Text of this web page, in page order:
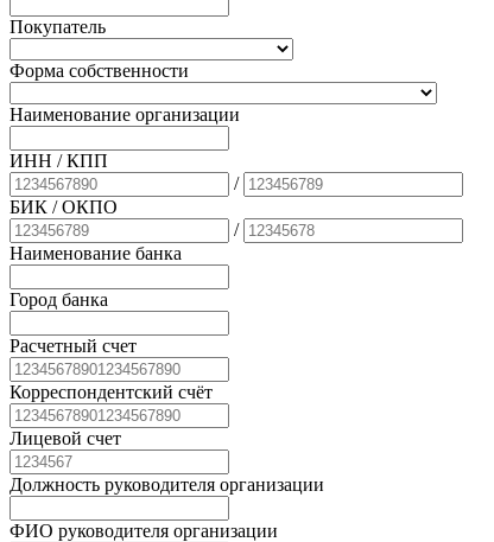
Покупатель
Форма собственности
Наименование организации
ИНН / КПП
/
БИК / ОКПО
/
Наименование банка
Город банка
Расчетный счет
Корреспондентский счёт
Лицевой счет
Должность руководителя организации
ФИО руководителя организации